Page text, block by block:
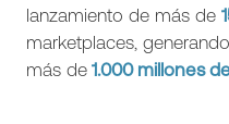
lanzamiento de más de
marketplaces,
más de 1.000 millones